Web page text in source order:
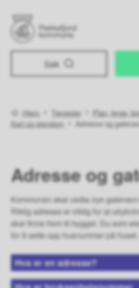
Flekkefjord kommune
Søk
Du er her:
Hjem Tjenester
Plan, bygg,
Kart og eiendom
Adresse og
Adresse og
Kommunen skal vedta nye
Riktig adresse er viktig for at
skal finne frem til bygget. Du som
for å sette opp husnummer på huset.
Hva er en adresse?